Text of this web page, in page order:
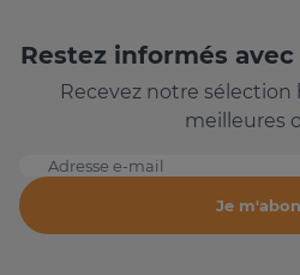
Restez informés
Recevez notre
meilleures
Adresse e-mail
Je